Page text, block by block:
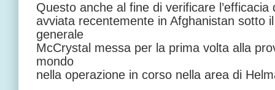
Questo anche al fine di verificare
avviata recentemente in Afghanistan sotto
generale
McCrystal messa per la prima volta alla
mondo
nella operazione in corso nella area di